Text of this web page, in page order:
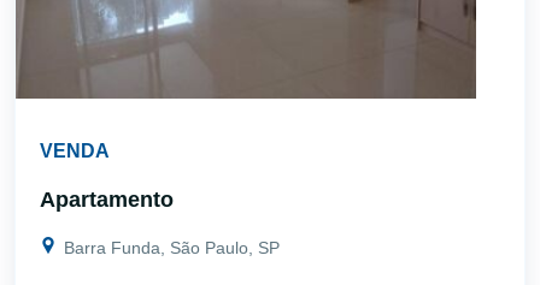
VENDA
Apartamento
Barra Funda, São Paulo, SP